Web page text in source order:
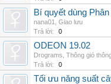
Bí quyết dùng
nana01
Giao lưu
Trả lời:
0
ODEON 19.02
Drograms Thông gió
Trả lời:
0
Tối ưu năng suất